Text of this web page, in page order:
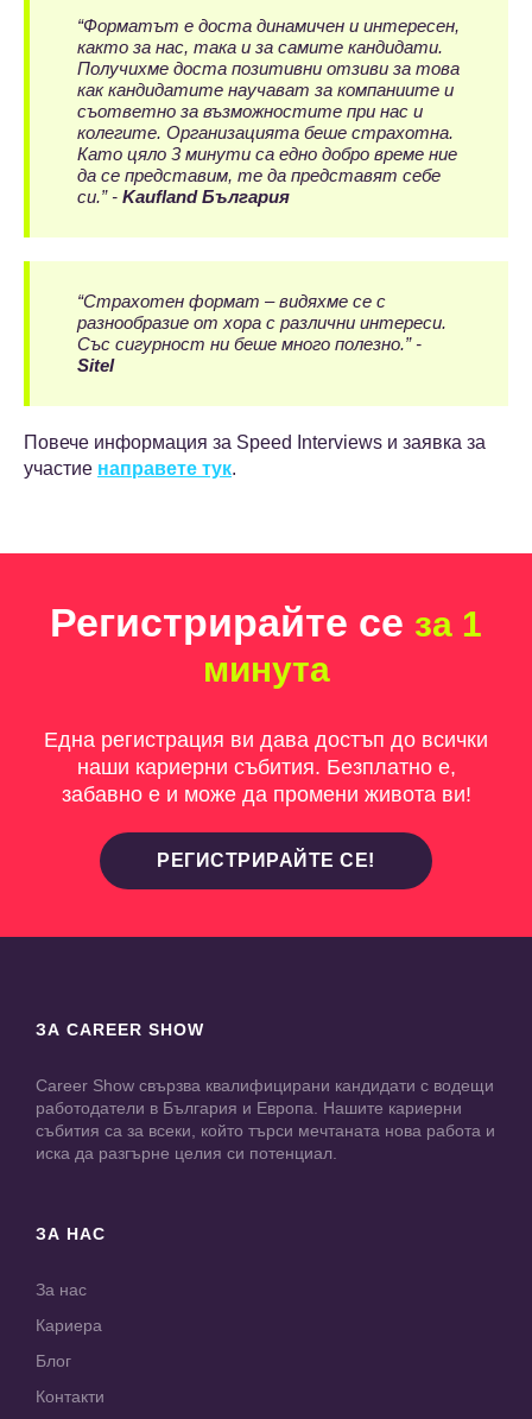
“Форматът е доста динамичен и интересен,
както за нас, така и за самите кандидати.
Получихме доста позитивни отзиви за това
как кандидатите научават за компаниите и
съответно за възможностите при нас и
колегите. Организацията беше страхотна.
Като цяло 3 минути са едно добро време ние
да се представим, те да представят себе
си.” - Kaufland България
“Страхотен формат – видяхме се с
разнообразие от хора с различни интереси.
Със сигурност ни беше много полезно.” -
Sitel
Повече информация за Speed Interviews и заявка за
участие направете тук.
Регистрирайте се за 1
минута
Една регистрация ви дава достъп до всички
наши кариерни събития. Безплатно е,
забавно е и може да промени живота ви!
РЕГИСТРИРАЙТЕ СЕ!
ЗА CAREER SHOW
Career Show свързва квалифицирани кандидати с водещи
работодатели в България и Европа. Нашите кариерни
събития са за всеки, който търси мечтаната нова работа и
иска да разгърне целия си потенциал.
ЗА НАС
За нас
Кариера
Блог
Контакти